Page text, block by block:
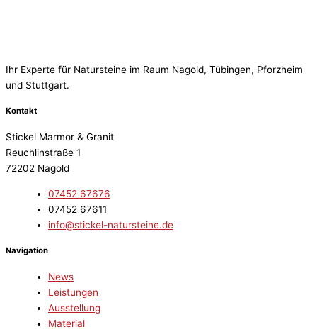
Ihr Experte für Natursteine im Raum Nagold, Tübingen, Pforzheim
und Stuttgart.
Kontakt
Stickel Marmor & Granit
Reuchlinstraße 1
72202 Nagold
07452 67676
07452 67611
info@stickel-natursteine.de
Navigation
News
Leistungen
Ausstellung
Material